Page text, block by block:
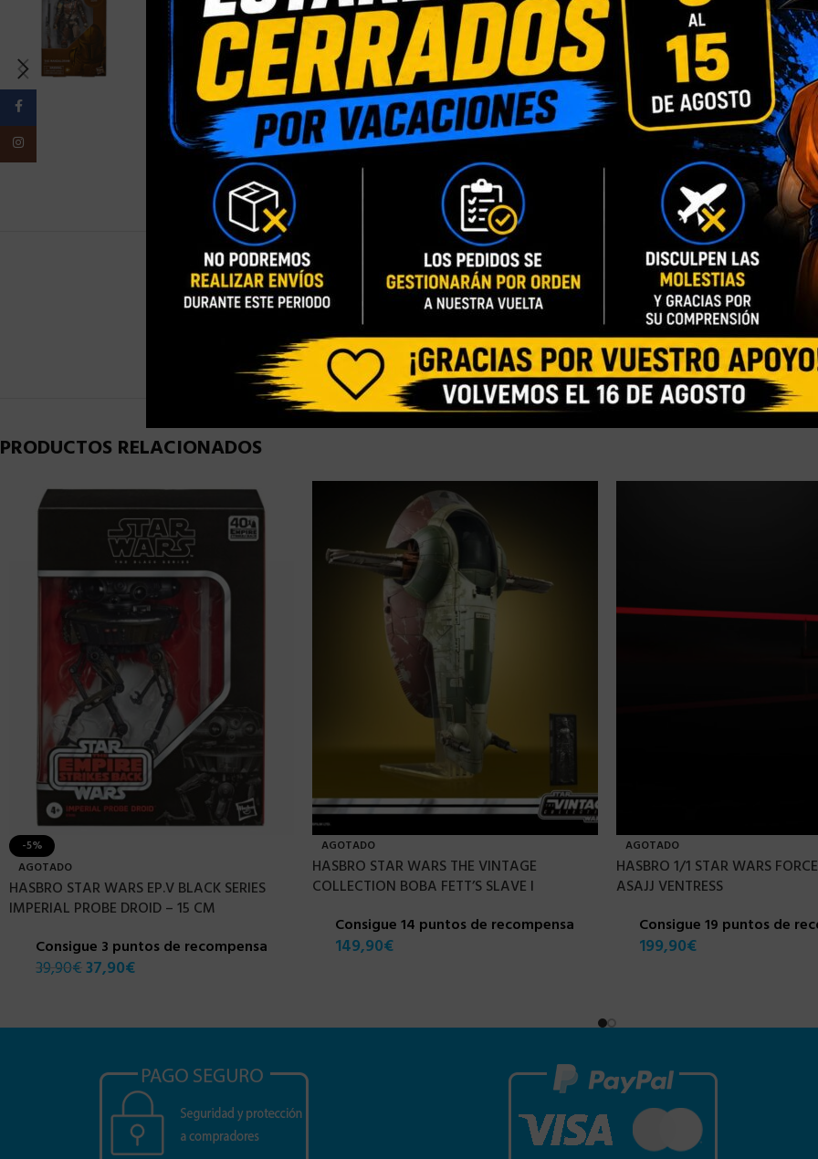
INFORMACIÓN ADICIONAL VALORACIONES (0)
PESO
PRODUCTOS RELACIONADOS
-5%
AGOTADO
HASBRO STAR WARS EP.V BLACK SERIES
IMPERIAL PROBE DROID – 15 CM
Consigue 3 puntos de recompensa
39,90€37,90€
AGOTADO
HASBRO STAR WARS THE VINTAGE
COLLECTION BOBA FETT’S SLAVE I
Consigue 14 puntos de recompensa
149,90€
AGOTADO
HASBRO 1/1 STAR WARS
ASAJJ VENTRESS
Consigue 19 puntos de
199,90€